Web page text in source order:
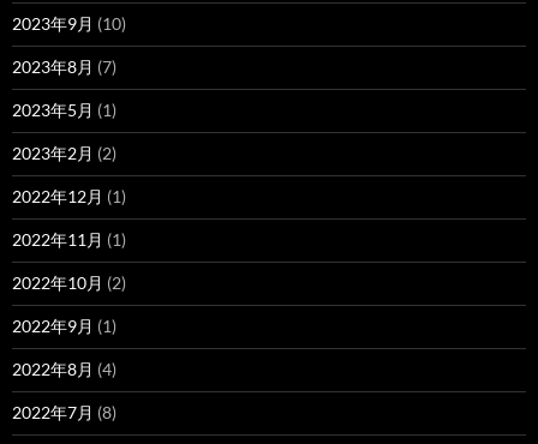
2023年9月 (10)
2023年8月 (7)
2023年5月 (1)
2023年2月 (2)
2022年12月 (1)
2022年11月 (1)
2022年10月 (2)
2022年9月 (1)
2022年8月 (4)
2022年7月 (8)